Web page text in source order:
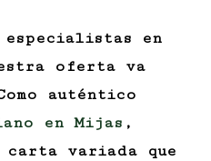
en
oferta va
auténtico
en Mijas ,
carta variada que